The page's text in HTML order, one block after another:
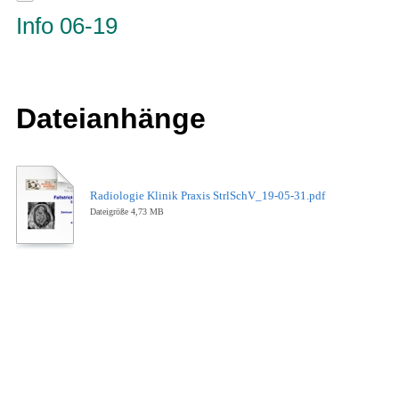
Info 06-19
Dateianhänge
Radiologie Klinik Praxis StrlSchV_19-05-31.pdf
Dateigröße 4,73 MB